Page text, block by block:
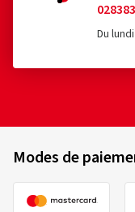
Du
Modes de